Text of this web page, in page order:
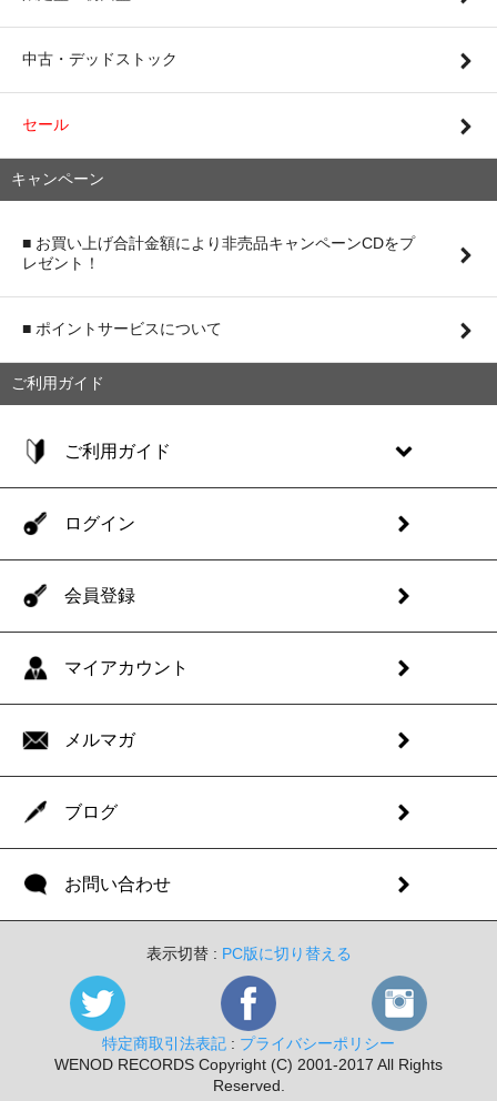
中古・デッドストック
セール
キャンペーン
■ お買い上げ合計金額により非売品キャンペーンCDをプ
レゼント！
■ ポイントサービスについて
ご利用ガイド
ご利用ガイド
ログイン
会員登録
マイアカウント
メルマガ
ブログ
お問い合わせ
表示切替 : PC版に切り替える
特定商取引法表記 : プライバシーポリシー
WENOD RECORDS Copyright (C) 2001-2017 All Rights
Reserved.